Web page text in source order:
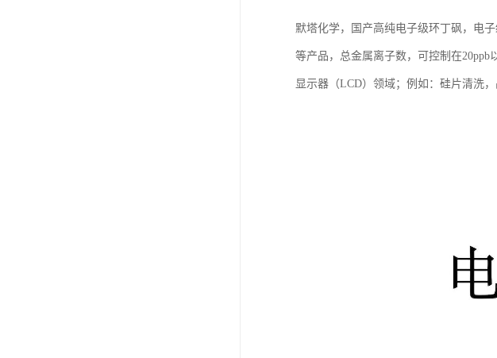
默塔化学，国产高纯电子级环丁砜，电
等产品，总金属离子数，可控制在20ppb
显示器（LCD）领域；例如：硅片清洗